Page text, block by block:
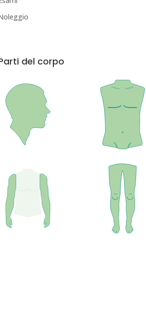
del corpo